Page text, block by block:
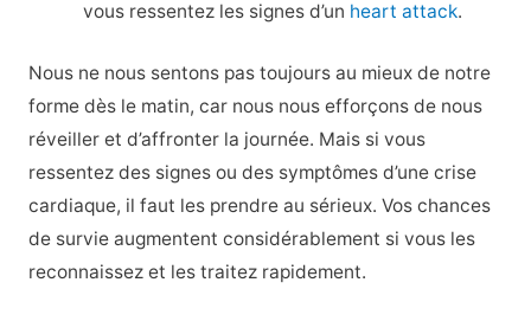
vous ressentez les signes d’un heart attack.
Nous ne nous sentons pas toujours au mieux de notre
forme dès le matin, car nous nous efforçons de nous
réveiller et d’affronter la journée. Mais si vous
ressentez des signes ou des symptômes d’une crise
cardiaque, il faut les prendre au sérieux. Vos chances
de survie augmentent considérablement si vous les
reconnaissez et les traitez rapidement.